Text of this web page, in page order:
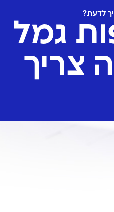
לדעת?
גמל
צריך